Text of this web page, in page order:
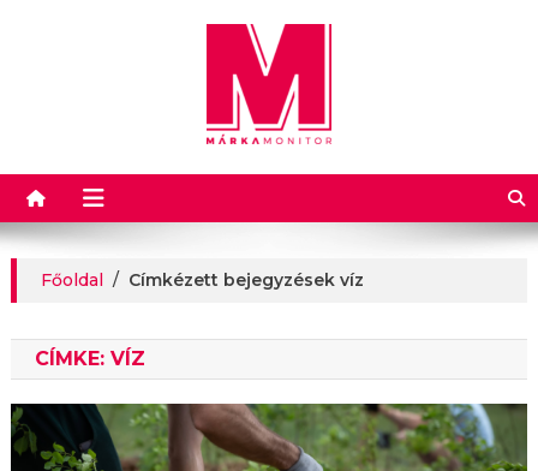
Márkamonitor
Főoldal / Címkézett bejegyzések víz
CÍMKE: VÍZ